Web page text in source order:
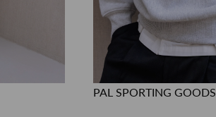
PAL SPORTING GOODS